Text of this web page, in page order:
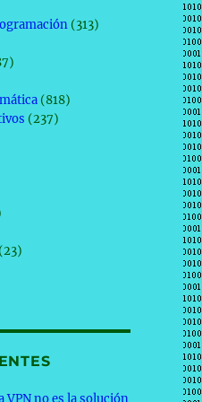
(313)
(818)
(237)
VPN no es la solución